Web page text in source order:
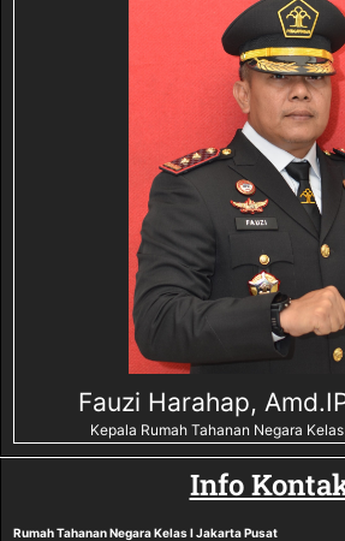
Fauzi Harahap,
Kepala Rumah Tahanan Negara
Info
Rumah Tahanan NegaraKelas I Jakarta Pusat